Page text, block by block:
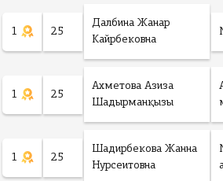
1 25
Далбина Жанар
Кайрбековна
1 25
Ахметова Азиза
Шадырманқызы
1 25
Шадирбекова Жанна
Нурсеитовна